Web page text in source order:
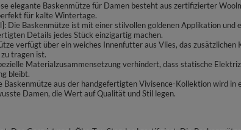
elegante Baskenmütze für Damen besteht aus zertifizierter
für kalte Wintertage.
Die Baskenmütze ist mit einer stilvollen goldenen Applikation und
Details jedes Stück einzigartig machen.
verfügt über ein weiches Innenfutter aus Vlies, das
tragen ist.
Materialzusammensetzung verhindert, dass statische
bleibt.
aus der handgefertigten Vivisence-Kollektion wird
Damen, die Wert auf Qualität und Stil legen.